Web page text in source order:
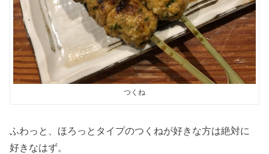
つくね
ふわっと、ほろっとタイプのつくねが好きな方は絶対に
好きなはず。